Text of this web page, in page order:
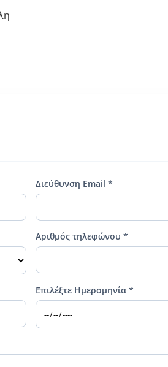
Διεύθυνση Email *
Αριθμός τηλεφώνου *
Επιλέξτε Ημερομηνία *